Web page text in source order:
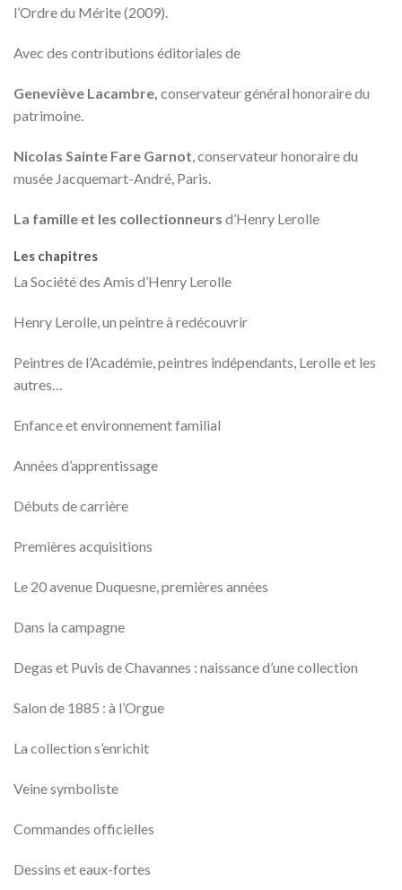
l’Ordre du Mérite (2009).
Avec des contributions éditoriales de
Geneviève Lacambre, conservateur général honoraire du
patrimoine.
Nicolas Sainte Fare Garnot , conservateur honoraire du
musée Jacquemart-André, Paris.
La famille et les collectionneurs d’Henry Lerolle
Les chapitres
La Société des Amis d’Henry Lerolle
Henry Lerolle, un peintre à redécouvrir
Peintres de l’Académie, peintres indépendants, Lerolle et les
autres…
Enfance et environnement familial
Années d’apprentissage
Débuts de carrière
Premières acquisitions
Le 20 avenue Duquesne, premières années
Dans la campagne
Degas et Puvis de Chavannes : naissance d’une collection
Salon de 1885 : à l’Orgue
La collection s’enrichit
Veine symboliste
Commandes officielles
Dessins et eaux-fortes